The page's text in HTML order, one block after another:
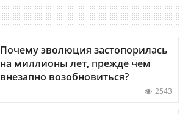
Почему эволюция застопорилась
на миллионы лет, прежде чем
внезапно возобновиться?
2543